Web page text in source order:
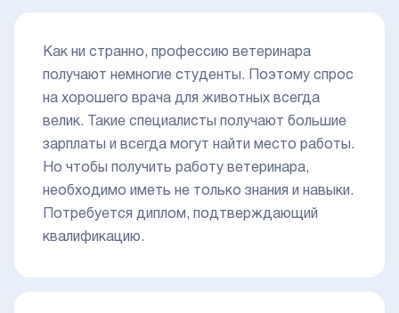
Как ни странно, профессию ветеринара
получают немногие студенты. Поэтому спрос
на хорошего врача для животных всегда
велик. Такие специалисты получают большие
зарплаты и всегда могут найти место работы.
Но чтобы получить работу ветеринара,
необходимо иметь не только знания и навыки.
Потребуется диплом, подтверждающий
квалификацию.